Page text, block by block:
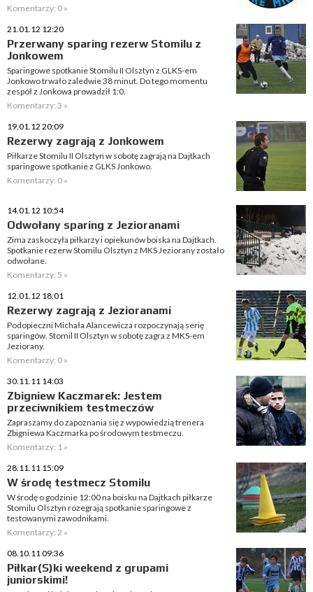
Komentarzy: 0 »
21.01.12 12:20
Przerwany sparing rezerw Stomilu z
Jonkowem
Sparingowe spotkanie Stomilu II Olsztyn z GLKS-em
Jonkowo trwało zaledwie 38 minut. Do tego momentu
zespół z Jonkowa prowadził 1:0.
Komentarzy: 3 »
19.01.12 20:09
Rezerwy zagrają z Jonkowem
Piłkarze Stomilu II Olsztyn w sobotę zagrają na Dajtkach
sparingowe spotkanie z GLKS Jonkowo.
Komentarzy: 0 »
14.01.12 10:54
Odwołany sparing z Jezioranami
Zima zaskoczyła piłkarzy i opiekunów boiska na Dajtkach.
Spotkanie rezerw Stomilu Olsztyn z MKS Jeziorany zostało
odwołane.
Komentarzy: 5 »
12.01.12 18:01
Rezerwy zagrają z Jezioranami
Podopieczni Michała Alancewicza rozpoczynają serię
sparingów. Stomil II Olsztyn w sobotę zagra z MKS-em
Jeziorany.
Komentarzy: 0 »
30.11.11 14:03
Zbigniew Kaczmarek: Jestem
przeciwnikiem testmeczów
Zapraszamy do zapoznania się z wypowiedzią trenera
Zbigniewa Kaczmarka po środowym testmeczu.
Komentarzy: 1 »
28.11.11 15:09
W środę testmecz Stomilu
W środę o godzinie 12:00 na boisku na Dajtkach piłkarze
Stomilu Olsztyn rozegrają spotkanie sparingowe z
testowanymi zawodnikami.
Komentarzy: 2 »
08.10.11 09:36
Piłkar(S)ki weekend z grupami
juniorskimi!